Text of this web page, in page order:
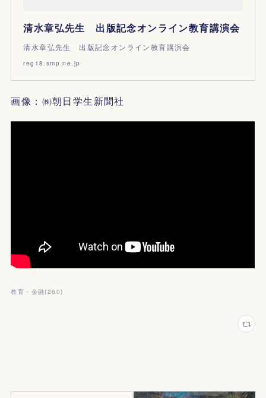
清水章弘先生 出版記念オンライン教育講演会
清水章弘先生 出版記念オンライン教育講演会
reg18.smp.ne.jp
画像：㈱朝日学生新聞社
教育・金融(260)